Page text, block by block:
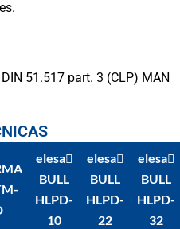
51.517 part. 3 (CLP) MAN
elesa
BULL
HLPD-
10
elesa
BULL
HLPD-
22
elesa
BULL
HLPD-
32